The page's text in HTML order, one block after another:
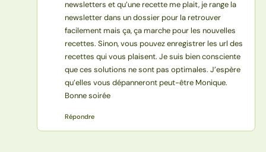
newsletters et qu’une recette me plait, je range la
newsletter dans un dossier pour la retrouver
facilement mais ça, ça marche pour les nouvelles
recettes. Sinon, vous pouvez enregistrer les url des
recettes qui vous plaisent. Je suis bien consciente
que ces solutions ne sont pas optimales. J’espère
qu’elles vous dépanneront peut-être Monique.
Bonne soirée
Répondre